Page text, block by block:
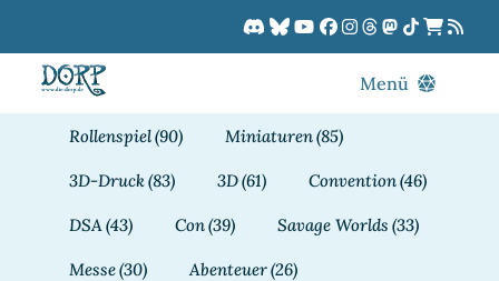
springen
Menü
Rollenspiel(90) Miniaturen(85)
3D-Druck(83) 3D(61) Convention(46)
DSA (43) Con(39) Savage Worlds (33)
Messe(30) Abenteuer(26)